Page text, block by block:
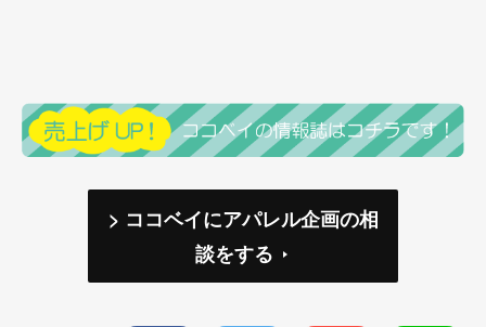
> ココベイにアパレル企画の相
談をする